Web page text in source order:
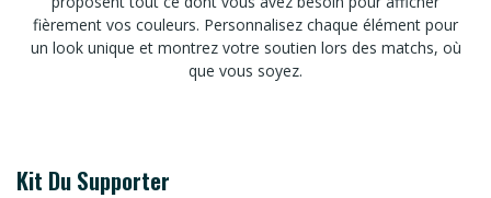
fièrement vos couleurs. Personnalisez chaque élément pour
un look unique et montrez votre soutien lors des matchs, où
que vous soyez.
Kit Du Supporter